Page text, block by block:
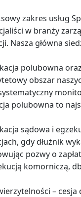
zakres usług
w branży
Nasza główna
polubowna
obszar
polubowna to
sądowa i
gdy dłużnik
pozwy o
komorniczą,
– cesja